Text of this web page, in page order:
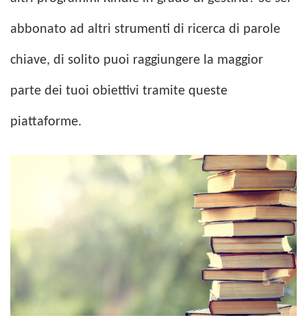
abbonato ad altri strumenti di ricerca di parole
chiave, di solito puoi raggiungere la maggior
parte dei tuoi obiettivi tramite queste
piattaforme.